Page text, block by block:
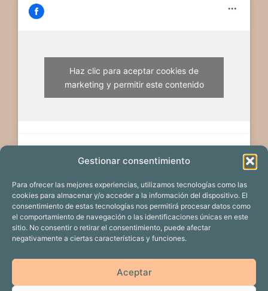
Gestionar consentimiento
Para ofrecer las mejores experiencias, utilizamos tecnologías como las
cookies para almacenar y/o acceder a la información del dispositivo. El
consentimiento de estas tecnologías nos permitirá procesar datos como
el comportamiento de navegación o las identificaciones únicas en este
sitio. No consentir o retirar el consentimiento, puede afectar
negativamente a ciertas características y funciones.
Aceptar
Haz clic para aceptar cookies de
marketing y permitir este contenido
EDICIÓN 2024 PROYECTOS
CALENDARIO DE EVENTOS